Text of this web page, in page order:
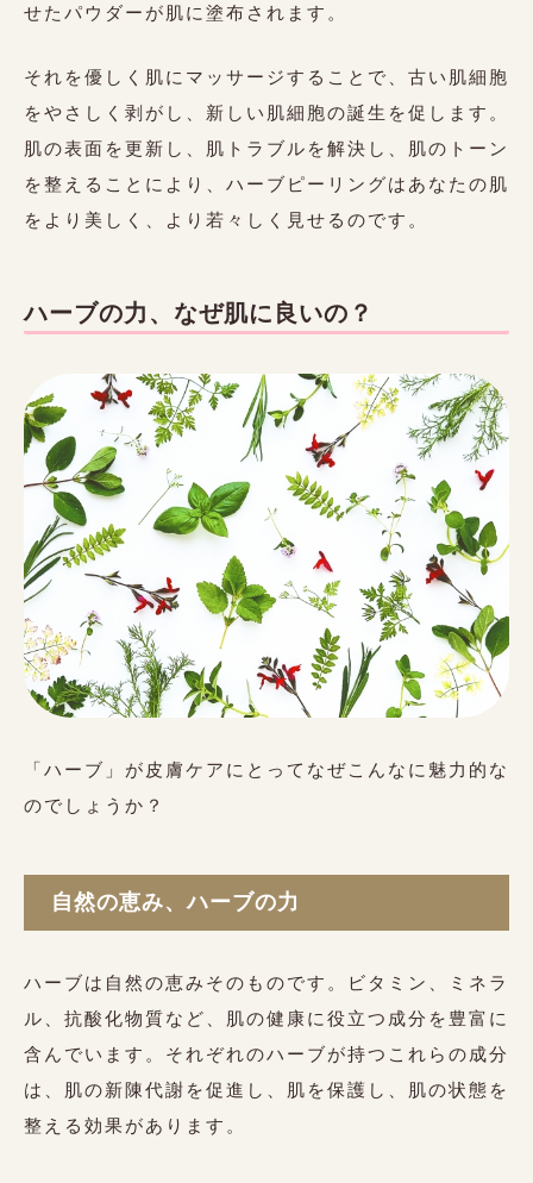
せたパウダーが肌に塗布されます。
それを優しく肌にマッサージすることで、古い肌細胞
をやさしく剥がし、新しい肌細胞の誕生を促します。
肌の表面を更新し、肌トラブルを解決し、肌のトーン
を整えることにより、ハーブピーリングはあなたの肌
をより美しく、より若々しく見せるのです。
ハーブの力、なぜ肌に良いの？
「ハーブ」が皮膚ケアにとってなぜこんなに魅力的な
のでしょうか？
自然の恵み、ハーブの力
ハーブは自然の恵みそのものです。ビタミン、ミネラ
ル、抗酸化物質など、肌の健康に役立つ成分を豊富に
含んでいます。それぞれのハーブが持つこれらの成分
は、肌の新陳代謝を促進し、肌を保護し、肌の状態を
整える効果があります。